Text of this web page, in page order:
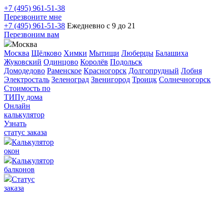
+7 (495) 961-51-38
Перезвоните мне
+7 (495) 961-51-38 Ежедневно с 9 до 21
Перезвоним вам
Москва
Москва Щёлково Химки Мытищи Люберцы Балашиха
Жуковский Одинцово Королёв Подольск
Домодедово Раменское Красногорск Долгопрудный Лобня
Электросталь Зеленоград Звенигород Троицк Солнечногорск
Стоимость по
ТИПу дома
Онлайн
калькулятор
Узнать
статус заказа
Калькулятор
окон
Калькулятор
балконов
Статус
заказа